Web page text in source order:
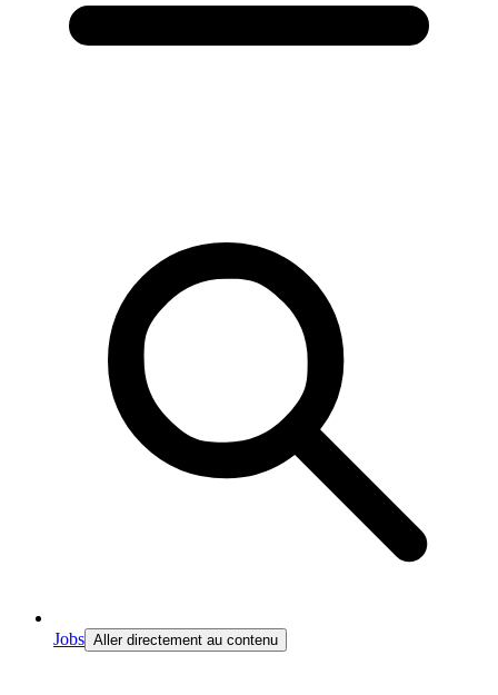
Jobs Aller directement au contenu